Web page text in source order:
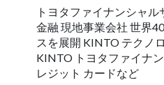
トヨタファイナンシャ
金融 現地事業会社 世界
スを展開 KINTO テクノ
KINTO トヨタファイナ
レジット カードなど